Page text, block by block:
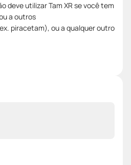
deve utilizar Tam XR se você tem
a outros
piracetam), ou a qualquer outro